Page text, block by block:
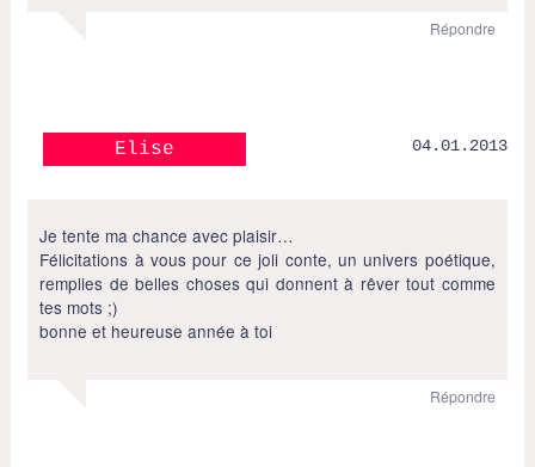
Répondre
Elise 04.01.2013
Je tente ma chance avec plaisir…
Félicitations à vous pour ce joli conte, un univers poétique,
remplies de belles choses qui donnent à rêver tout comme
tes mots ;)
bonne et heureuse année à toi
Répondre